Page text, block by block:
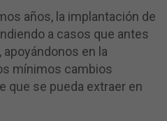
años, la implantación de
a casos que antes
en la
mínimos cambios
que se pueda extraer en